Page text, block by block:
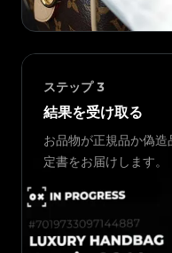
ステップ 3
結果を受け取る
お品物が正規品か偽
定書をお届けします。